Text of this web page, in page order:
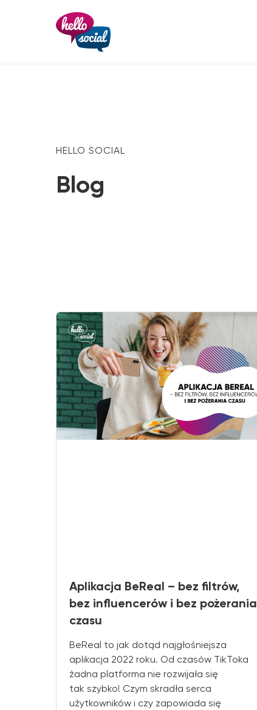
HELLO SOCIAL
Blog
Aplikacja BeReal – bez filtrów,
bez influencerów i bez pożerania
czasu
BeReal to jak dotąd najgłośniejsza
aplikacja 2022 roku. Od czasów TikToka
żadna platforma nie rozwijała się
tak szybko! Czym skradła serca
użytkowników i czy zapowiada się